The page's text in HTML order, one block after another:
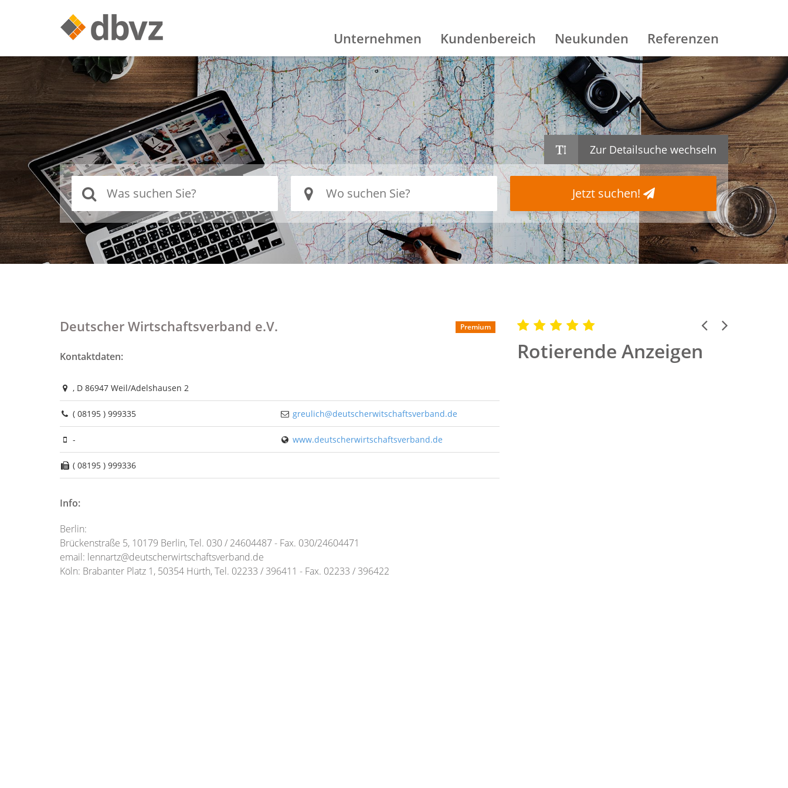
Unternehmen Kundenbereich Neukunden Referenzen
Zur Detailsuche wechseln
Jetzt suchen!
Deutscher Wirtschaftsverband e.V. Premium
Kontaktdaten:
, D 86947 Weil/Adelshausen 2
( 08195 ) 999335 greulich@deutscherwitschaftsverband.de
- www.deutscherwirtschaftsverband.de
( 08195 ) 999336
Info:
Berlin:
Brückenstraße 5, 10179 Berlin, Tel. 030 / 24604487 - Fax. 030/24604471
email: lennartz@deutscherwirtschaftsverband.de
Köln: Brabanter Platz 1, 50354 Hürth, Tel. 02233 / 396411 - Fax. 02233 / 396422
Rotierende Anzeigen
Previous
Next